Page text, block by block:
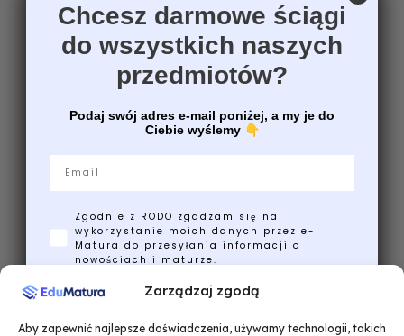
Zarządzaj zgodą
Aby zapewnić najlepsze doświadczenia, używamy technologii, takich
Chcesz darmowe ściągi
do wszystkich naszych
przedmiotów?
Podaj swój adres e-mail poniżej, a my je do
Ciebie wyślemy 👇
Zgodnie z RODO zgadzam się na
wykorzystanie moich danych przez e-
Matura do przesyłania informacji o
nowościach i maturze.